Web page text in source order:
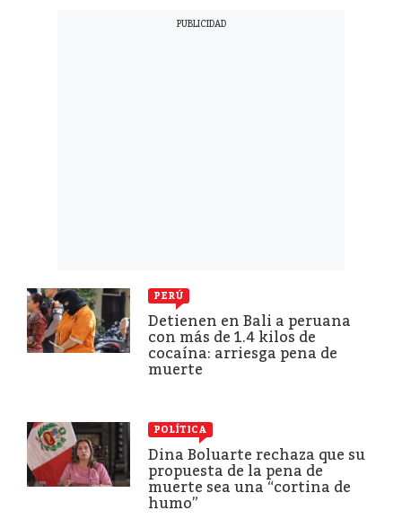
PERÚ
Detienen en Bali a peruana
con más de 1.4 kilos de
cocaína: arriesga pena de
muerte
POLÍTICA
Dina Boluarte rechaza que su
propuesta de la pena de
muerte sea una “cortina de
humo”